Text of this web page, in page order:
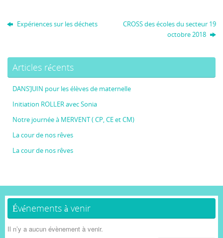
Expériences sur les déchets
CROSS des écoles du secteur 19
octobre 2018
Articles récents
DANS’JUIN pour les élèves de maternelle
Initiation ROLLER avec Sonia
Notre journée à MERVENT ( CP, CE et CM)
La cour de nos rêves
La cour de nos rêves
Événements à venir
Il n’y a aucun évènement à venir.